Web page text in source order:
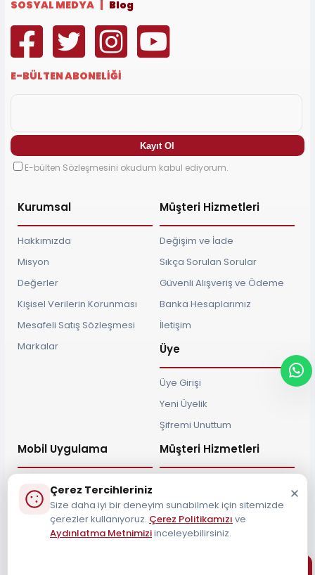
SOSYAL MEDYA | Blog
E-BÜLTEN ABONELİĞİ
E-bülten Sözleşmesini okudum kabul ediyorum.
Kurumsal
Hakkımızda
Misyon
Değerler
Kişisel Verilerin Korunması
Mesafeli Satış Sözleşmesi
Markalar
Müşteri Hizmetleri
Değişim ve İade
Sıkça Sorulan Sorular
Güvenli Alışveriş ve Ödeme
Banka Hesaplarımız
İletişim
Üye
Üye Girişi
Yeni Üyelik
Şifremi Unuttum
Mobil Uygulama Müşteri Hizmetleri
Müşteri Destek Hattı
Çerez Tercihleriniz
Size daha iyi bir deneyim sunabilmek için sitemizde
çerezler kullanıyoruz. Çerez Politikamızı ve
Aydınlatma Metnimiziinceleyebilirsiniz.